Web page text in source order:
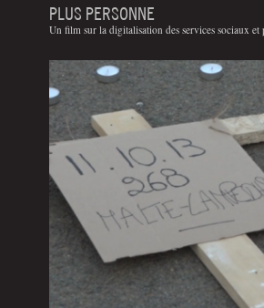
PLUS PERSONNE
Un film sur la digitalisation des services sociaux et